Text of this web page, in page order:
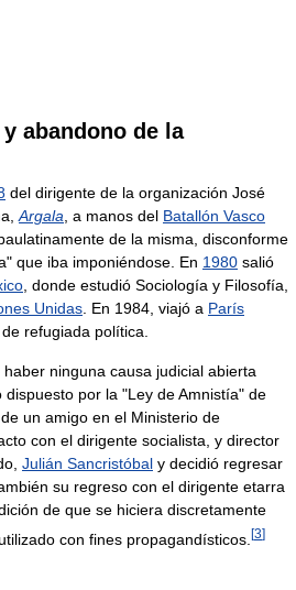
abandono de la
del dirigente de la organización José
Argala, a manos del Batallón Vasco
de la misma, disconforme
que iba imponiéndose. En 1980 salió
, donde estudió Sociología y Filosofía,
Unidas. En 1984, viajó a París
refugiada política.
haber ninguna causa judicial abierta
por la "Ley de Amnistía" de
un amigo en el Ministerio de
con el dirigente socialista, y director
Julián Sancristóbal y decidió regresar
su regreso con el dirigente etarra
de que se hiciera discretamente
con fines propagandísticos. [3]